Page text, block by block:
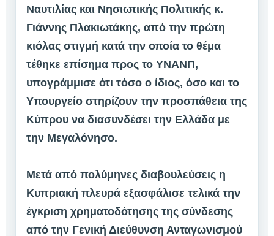
Ναυτιλίας και Νησιωτικής Πολιτικής κ.
Γιάννης Πλακιωτάκης, από την πρώτη
κιόλας στιγμή κατά την οποία το θέμα
τέθηκε επίσημα προς το ΥΝΑΝΠ,
υπογράμμισε ότι τόσο ο ίδιος, όσο και το
Υπουργείο στηρίζουν την προσπάθεια της
Κύπρου να διασυνδέσει την Ελλάδα με
την Μεγαλόνησο.
Μετά από πολύμηνες διαβουλεύσεις η
Κυπριακή πλευρά εξασφάλισε τελικά την
έγκριση χρηματοδότησης της σύνδεσης
από την Γενική Διεύθυνση Ανταγωνισμού